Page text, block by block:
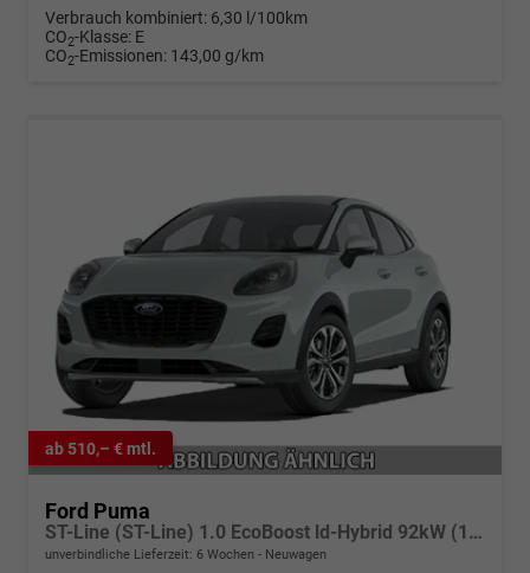
Verbrauch kombiniert: 6,30 l/100km
CO2-Klasse: E
CO2-Emissionen: 143,00 g/km
ab 510,– € mtl.
Ford Puma
ST-Line (ST-Line) 1.0 EcoBoost ld-Hybrid 92kW (125 PS) 7-Gang-DSG
unverbindliche Lieferzeit: 6 Wochen Neuwagen